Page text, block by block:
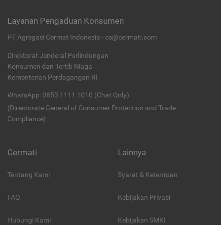
Layanan Pengaduan Konsumen
PT Agregasi Cermat Indonesia - cs@cermati.com
Direktorat Jenderal Perlindungan
Konsumen dan Tertib Niaga
Kementerian Perdagangan RI
WhatsApp: 0853 1111 1010 (Chat Only)
(Directorate General of Consumer Protection and Trade
Compliance)
Cermati
Tentang Kami
FAQ
Hubungi Kami
Lainnya
Syarat & Ketentuan
Kebijakan Privasi
Kebijakan SMKI